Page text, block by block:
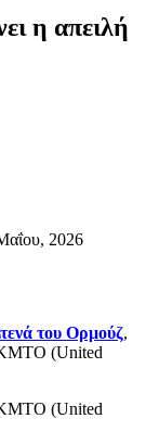
η απειλή
2026
του Ορμούζ,
(United
(United